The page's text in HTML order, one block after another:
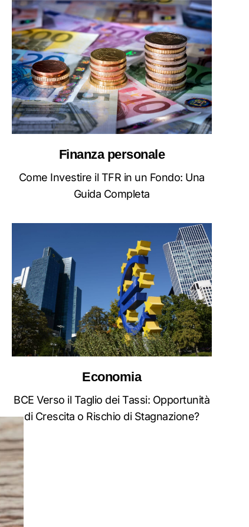
Finanza personale
Come Investire il TFR in un Fondo: Una
Guida Completa
Economia
BCE Verso il Taglio dei Tassi: Opportunità
di Crescita o Rischio di Stagnazione?